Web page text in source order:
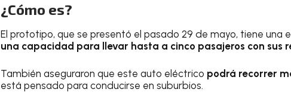
¿Cómo es?
El prototipo, que se presentó el pasado 29 de mayo, tiene
una capacidad para llevar hasta a cinco pasajeros con sus
También aseguraron que este auto eléctrico podrá recorrer
está pensado para conducirse en suburbios.